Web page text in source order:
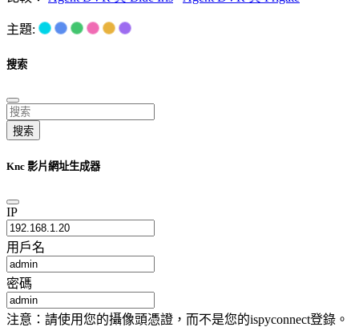
主題:
搜索
搜索
Knc 影片網址生成器
IP
用戶名
密碼
注意：請使用您的攝像頭憑證，而不是您的ispyconnect登錄。